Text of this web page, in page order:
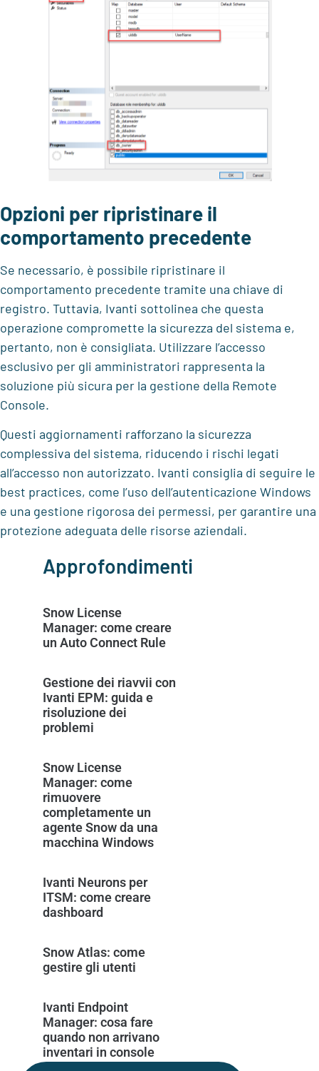
Opzioni per ripristinare il
comportamento precedente
Se necessario, è possibile ripristinare il
comportamento precedente tramite una chiave di
registro. Tuttavia, Ivanti sottolinea che questa
operazione compromette la sicurezza del sistema e,
pertanto, non è consigliata. Utilizzare l’accesso
esclusivo per gli amministratori rappresenta la
soluzione più sicura per la gestione della Remote
Console.
Questi aggiornamenti rafforzano la sicurezza
complessiva del sistema, riducendo i rischi legati
all’accesso non autorizzato. Ivanti consiglia di seguire le
best practices, come l’uso dell’autenticazione Windows
e una gestione rigorosa dei permessi, per garantire una
protezione adeguata delle risorse aziendali.
Approfondimenti
Snow License
Manager: come creare
un Auto Connect Rule
Gestione dei riavvii con
Ivanti EPM: guida e
risoluzione dei
problemi
Snow License
Manager: come
rimuovere
completamente un
agente Snow da una
macchina Windows
Ivanti Neurons per
ITSM: come creare
dashboard
Snow Atlas: come
gestire gli utenti
Ivanti Endpoint
Manager: cosa fare
quando non arrivano
inventari in console